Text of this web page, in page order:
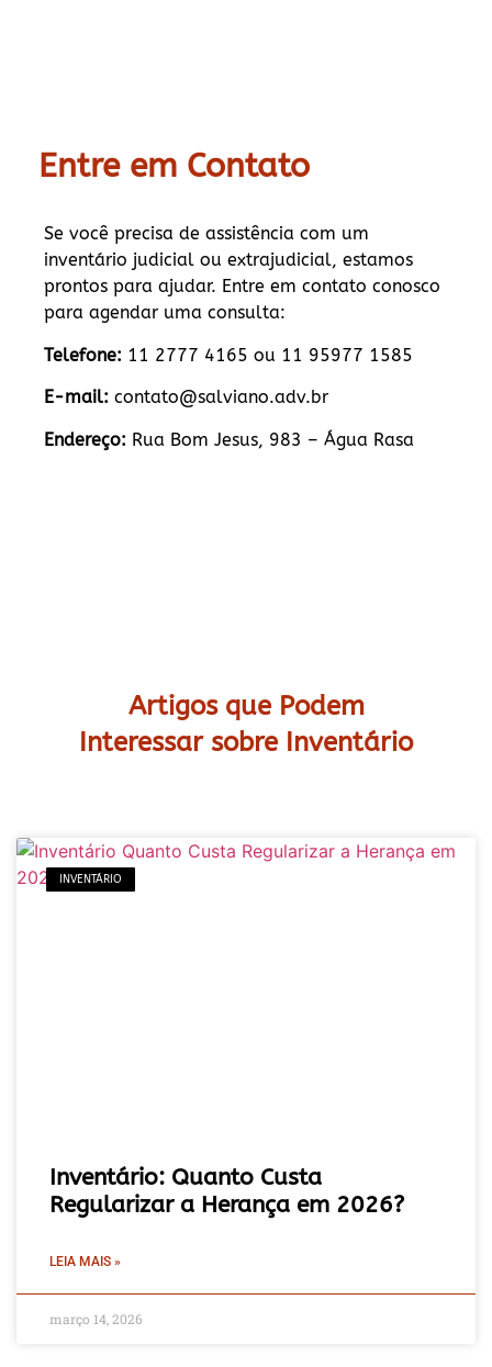
Entre em Contato
Se você precisa de assistência com um
inventário judicial ou extrajudicial, estamos
prontos para ajudar. Entre em contato conosco
para agendar uma consulta:
Telefone: 11 2777 4165 ou 11 95977 1585
E-mail: contato@salviano.adv.br
Endereço: Rua Bom Jesus, 983 – Água Rasa
Artigos que Podem
Interessar sobre Inventário
INVENTÁRIO
Inventário: Quanto Custa
Regularizar a Herança em 2026?
LEIA MAIS »
março 14, 2026